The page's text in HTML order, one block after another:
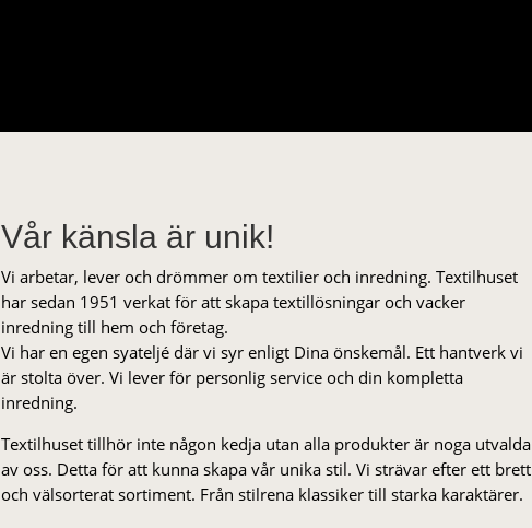
Vår känsla är unik!
Vi arbetar, lever och drömmer om textilier och inredning. Textilhuset
har sedan 1951 verkat för att skapa textillösningar och vacker
inredning till hem och företag.
Vi har en egen syateljé där vi syr enligt Dina önskemål. Ett hantverk vi
är stolta över. Vi lever för personlig service och din kompletta
inredning.
Textilhuset tillhör inte någon kedja utan alla produkter är noga utvalda
av oss. Detta för att kunna skapa vår unika stil. Vi strä­var efter ett brett
och välsorterat sor­ti­ment. Från stil­rena klas­siker till starka karaktärer.